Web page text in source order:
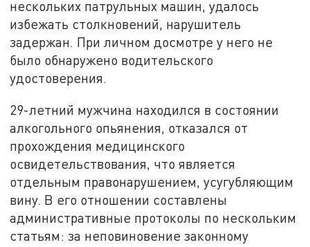
нескольких патрульных машин, удалось
избежать столкновений, нарушитель
задержан. При личном досмотре у него не
было обнаружено водительского
удостоверения.
29-летний мужчина находился в состоянии
алкогольного опьянения, отказался от
прохождения медицинского
освидетельствования, что является
отдельным правонарушением, усугубляющим
вину. В его отношении составлены
административные протоколы по нескольким
статьям: за неповиновение законному